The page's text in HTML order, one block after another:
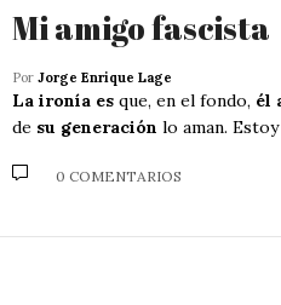
Mi amigo fascista
Por Jorge Enrique Lage
La ironía es que, en el fondo, él
de su generación lo aman. Estoy
0 COMENTARIOS